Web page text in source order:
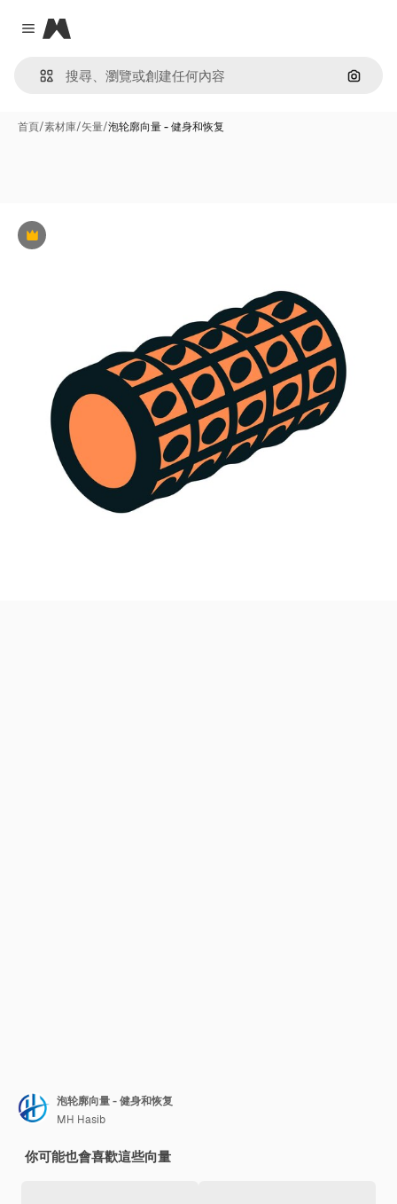
Close menu
Magnific
通過圖
首頁/素材庫/矢量/泡轮廓向量 - 健身和恢复
Premium
泡轮廓向量 - 健身和恢复
MH Hasib
你可能也會喜歡這些向量